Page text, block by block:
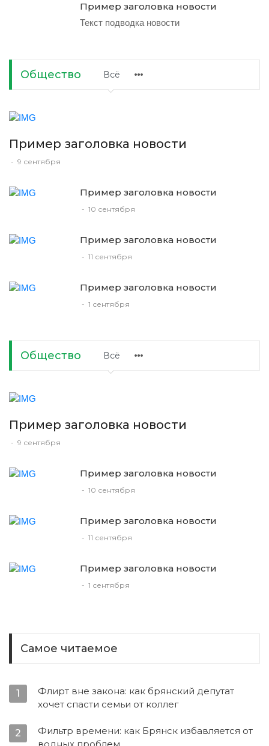
Пример заголовка новости
Текст подводка новости
Общество Всё
Пример заголовка новости
- 9 сентября
Пример заголовка новости
- 10 сентября
Пример заголовка новости
- 11 сентября
Пример заголовка новости
- 1 сентября
Общество Всё
Пример заголовка новости
- 9 сентября
Пример заголовка новости
- 10 сентября
Пример заголовка новости
- 11 сентября
Пример заголовка новости
- 1 сентября
Самое читаемое
1
Флирт вне закона: как брянский депутат
хочет спасти семьи от коллег
2
Фильтр времени: как Брянск избавляется от